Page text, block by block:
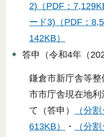
2)（PDF：
ード3)（PDF：
142KB）
答申（令和4年（
鎌倉市新庁舎等
市市庁舎現在地
て（答申）
（分
613KB）
・
（分